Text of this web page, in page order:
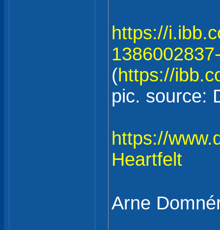
https://
(https://
pic. source:
https://
Heartfelt
Arne